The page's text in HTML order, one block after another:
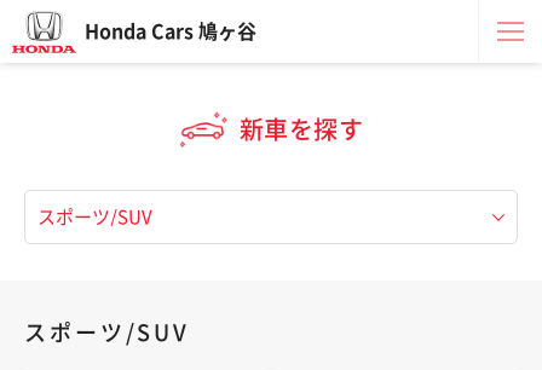
Honda Cars 鳩ヶ谷
新車を探す
スポーツ/SUV